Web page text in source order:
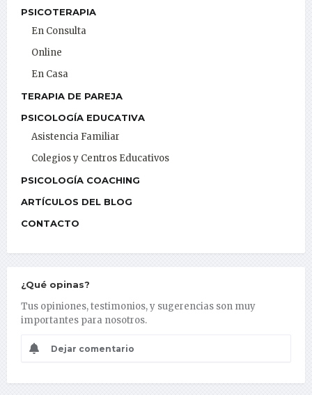
PSICOTERAPIA
En Consulta
Online
En Casa
TERAPIA DE PAREJA
PSICOLOGÍA EDUCATIVA
Asistencia Familiar
Colegios y Centros Educativos
PSICOLOGÍA COACHING
ARTÍCULOS DEL BLOG
CONTACTO
¿Qué opinas?
Tus opiniones, testimonios, y sugerencias son muy
importantes para nosotros.
Dejar comentario